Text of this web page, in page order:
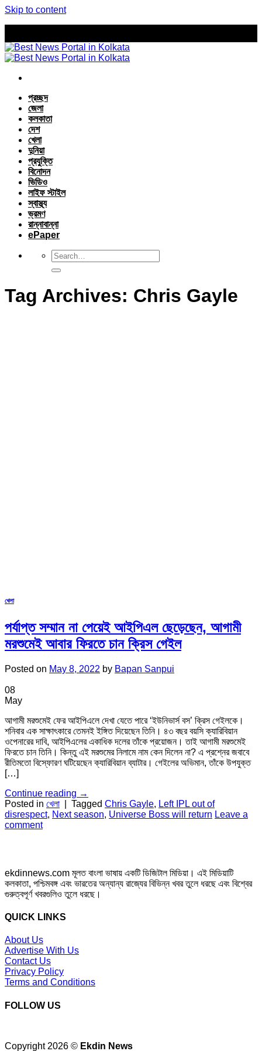
Skip to content
প্রচ্ছদ
জেলা
কলকাতা
দেশ
খেলা
দুনিয়া
প্রযুক্তি
বিনোদন
ভিডিও
লাইফ স্টাইল
স্বাস্থ্য
ভ্রমণ
রান্নাবান্না
ePaper
Tag Archives: Chris Gayle
খেলা
পর্যাপ্ত সম্মান না পেয়েই আইপিএল ছেড়েছেন, আগামী
মরশুমেই আবার ফিরতে চান ক্রিস গেইল
Posted on May 8, 2022 by Bapan Sanpui
08
May
আগামী মরশুমেই ফের আইপিএলে দেখা যেতে পারে ‘ইউনিভার্স বস’ ক্রিস গেইলকে।
শনিবার এক সাক্ষাৎকারে তেমনই ইঙ্গিত দিয়েছেন তিনি। ৪৩ বছর বয়সি ক্যারিবিয়ান
ওপেনারের দাবি, আইপিএলের একাধিক দলের তাঁকে প্রয়োজন। তাই আগামী মরশুমেই
ফিরতে চান তিনি। কিন্তু এই মরশুমের নিলামে নাম কেন দিলেন না? এ প্রশ্নের জবাবে
রীতিমতো বিস্ফোরণ ঘটিয়েছেন ক্যারিবিয়ান ব্যাটার। গেইলের অভিমান, তাঁকে উপযুক্ত
[…]
Continue reading →
Posted in খেলা Tagged Chris Gayle, Left IPL out of
disrespect, Next season, Universe Boss will return Leave a
comment
ekdinnews.com মূলত বাংলা ভাষায় একটি ডিজিটাল মিডিয়া। এই মিডিয়াটি
কলকাতা, পশ্চিমবঙ্গ এবং ভারতের অন্যান্য রাজ্যের বিভিন্ন খবর তুলে ধরছে এবং বিশ্বের
গুরুত্বপূর্ণ খবরগুলিও তুলে ধরছে।
QUICK LINKS
About Us
Advertise With Us
Contact Us
Privacy Policy
Terms and Conditions
FOLLOW US
Copyright 2026 © Ekdin News